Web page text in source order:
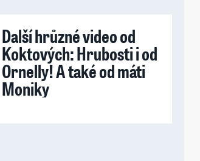
Další hrůzné video od
Koktových: Hrubosti i od
Ornelly! A také od máti
Moniky